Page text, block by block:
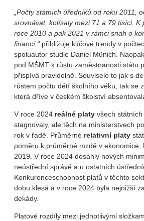
„Počty státních úředníků od roku 2011,
srovnávat, kolísaly mezi 71 a 79 tisíci. K
roce 2010 a pak 2021 v rámci snah o
financí,“ přibližuje klíčové trendy v
spoluautor studie Daniel Münich.
pod MŠMT k růstu zaměstnanosti státu
přispívá pravidelně. Souviselo to jak s
růstem počtu dětí školního věku, tak se
která dříve v českém školství
V roce 2024 reálné platy všech
stagnovaly, ale těch na ministerstvech
rok v řadě. Průměrné relativní platy
poměru k průměrné mzdě v ekonomice,
2019. V roce 2024 dosáhly nových
neústřední správě a u ostatních
Konkurenceschopnost platů v těchto
dobu klesá a v roce 2024 byla nejnižší
dekády.
Platové rozdíly mezi jednotlivými